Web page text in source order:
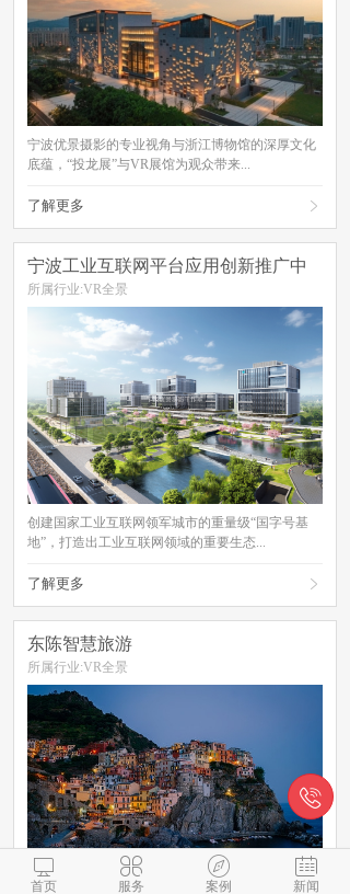
宁波优景摄影的专业视角与浙江博物馆的深厚文化
底蕴，“投龙展”与VR展馆为观众带来...
了解更多 
宁波工业互联网平台应用创新推广中
心
所属行业:VR全景
创建国家工业互联网领军城市的重量级“国字号基
地”，打造出工业互联网领域的重要生态...
了解更多 
东陈智慧旅游
所属行业:VR全景

首页

服务

案例

新闻
